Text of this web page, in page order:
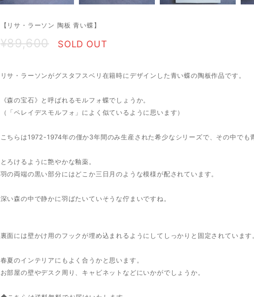
【リサ・ラーソン 陶板 青い蝶】
¥89,600 SOLD OUT
リサ・ラーソンがグスタフスベリ在籍時にデザインした青い蝶の陶板作品です。
《森の宝石》と呼ばれるモルフォ蝶でしょうか。
（「ペレイデスモルフォ」によく似ているように思います）
こちらは1972-1974年の僅か3年間のみ生産された希少なシリーズで、その中でも
とろけるように艶やかな釉薬。
羽の両端の黒い部分にはどこか三日月のような模様が配されています。
深い森の中で静かに羽ばたいていそうな佇まいですね。
裏面には壁かけ用のフックが埋め込まれるようにしてしっかりと固定されています
春夏のインテリアにもよく合うかと思います。
お部屋の壁やデスク周り、キャビネットなどにいかがでしょうか。